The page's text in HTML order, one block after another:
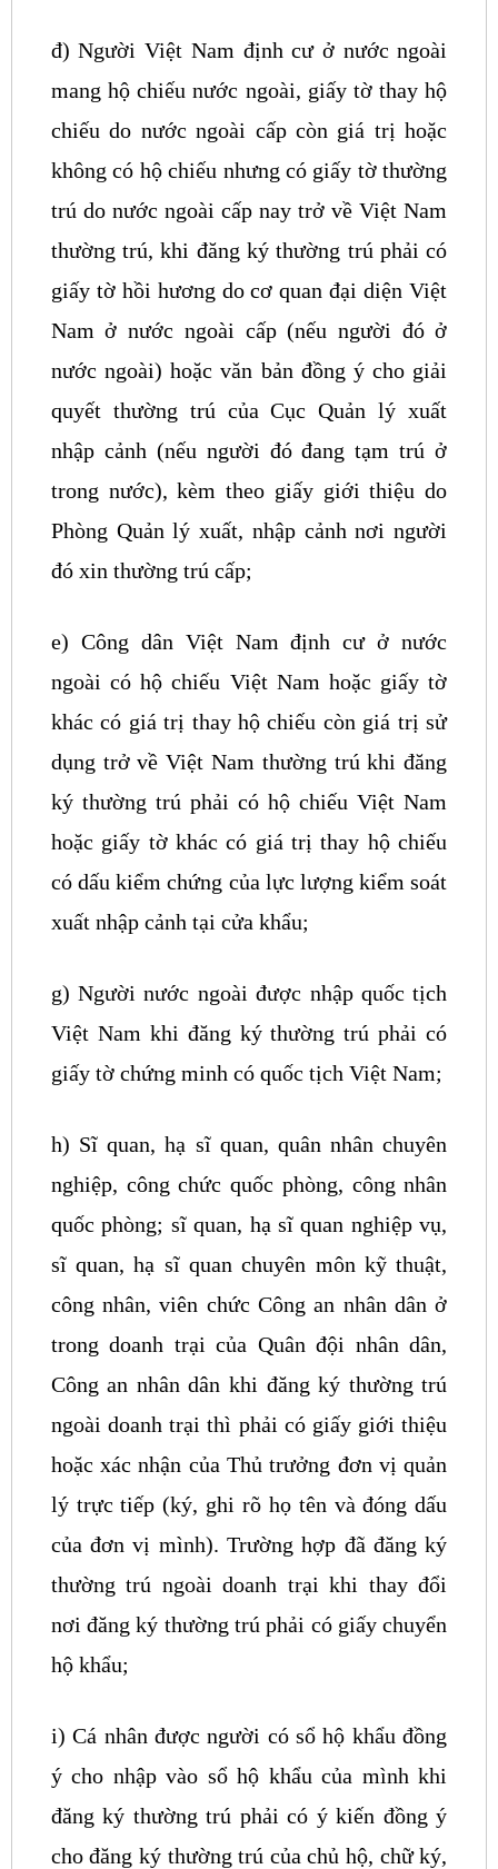
đ) Người Việt Nam định cư ở nước ngoài
mang hộ chiếu nước ngoài, giấy tờ thay hộ
chiếu do nước ngoài cấp còn giá trị hoặc
không có hộ chiếu nhưng có giấy tờ thường
trú do nước ngoài cấp nay trở về Việt Nam
thường trú, khi đăng ký thường trú phải có
giấy tờ hồi hương do cơ quan đại diện Việt
Nam ở nước ngoài cấp (nếu người đó ở
nước ngoài) hoặc văn bản đồng ý cho giải
quyết thường trú của Cục Quản lý xuất
nhập cảnh (nếu người đó đang tạm trú ở
trong nước), kèm theo giấy giới thiệu do
Phòng Quản lý xuất, nhập cảnh nơi người
đó xin thường trú cấp;
e) Công dân Việt Nam định cư ở nước
ngoài có hộ chiếu Việt Nam hoặc giấy tờ
khác có giá trị thay hộ chiếu còn giá trị sử
dụng trở về Việt Nam thường trú khi đăng
ký thường trú phải có hộ chiếu Việt Nam
hoặc giấy tờ khác có giá trị thay hộ chiếu
có dấu kiểm chứng của lực lượng kiểm soát
xuất nhập cảnh tại cửa khẩu;
g) Người nước ngoài được nhập quốc tịch
Việt Nam khi đăng ký thường trú phải có
giấy tờ chứng minh có quốc tịch Việt Nam;
h) Sĩ quan, hạ sĩ quan, quân nhân chuyên
nghiệp, công chức quốc phòng, công nhân
quốc phòng; sĩ quan, hạ sĩ quan nghiệp vụ,
sĩ quan, hạ sĩ quan chuyên môn kỹ thuật,
công nhân, viên chức Công an nhân dân ở
trong doanh trại của Quân đội nhân dân,
Công an nhân dân khi đăng ký thường trú
ngoài doanh trại thì phải có giấy giới thiệu
hoặc xác nhận của Thủ trưởng đơn vị quản
lý trực tiếp (ký, ghi rõ họ tên và đóng dấu
của đơn vị mình). Trường hợp đã đăng ký
thường trú ngoài doanh trại khi thay đổi
nơi đăng ký thường trú phải có giấy chuyển
hộ khẩu;
i) Cá nhân được người có sổ hộ khẩu đồng
ý cho nhập vào sổ hộ khẩu của mình khi
đăng ký thường trú phải có ý kiến đồng ý
cho đăng ký thường trú của chủ hộ, chữ ký,